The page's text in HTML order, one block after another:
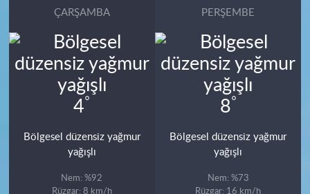
ÇARŞAMBA
4°
Bölgesel düzensiz yağmur
yağışlı
Nem: %92
Rüzgar: 8 km/h
PERŞEMBE
8°
Bölgesel düzensiz yağmur
yağışlı
Nem: %73
Rüzgar: 16 km/h